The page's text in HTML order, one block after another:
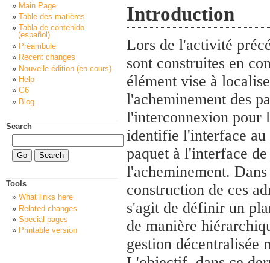
Introduction
Lors de l'activité
sont construites en
élément vise à
l'acheminement des
l'interconnexion pour
identifie l'interface au
paquet à l'interface
l'acheminement.
construction de ces
s'agit de définir un
de manière
gestion décentralisée
Main Page
Table des matières
Tabla de contenido
(español)
Préambule
Recent changes
Nouvelle édition (en cours)
Help
G6
Blog
Search
Tools
What links here
Related changes
Special pages
Printable version